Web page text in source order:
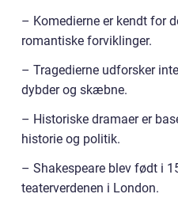
– Komedierne er kendt for
romantiske forviklinger.
– Tragedierne udforsker
dybder og skæbne.
– Historiske dramaer er
historie og politik.
– Shakespeare blev født i
teaterverdenen i London.